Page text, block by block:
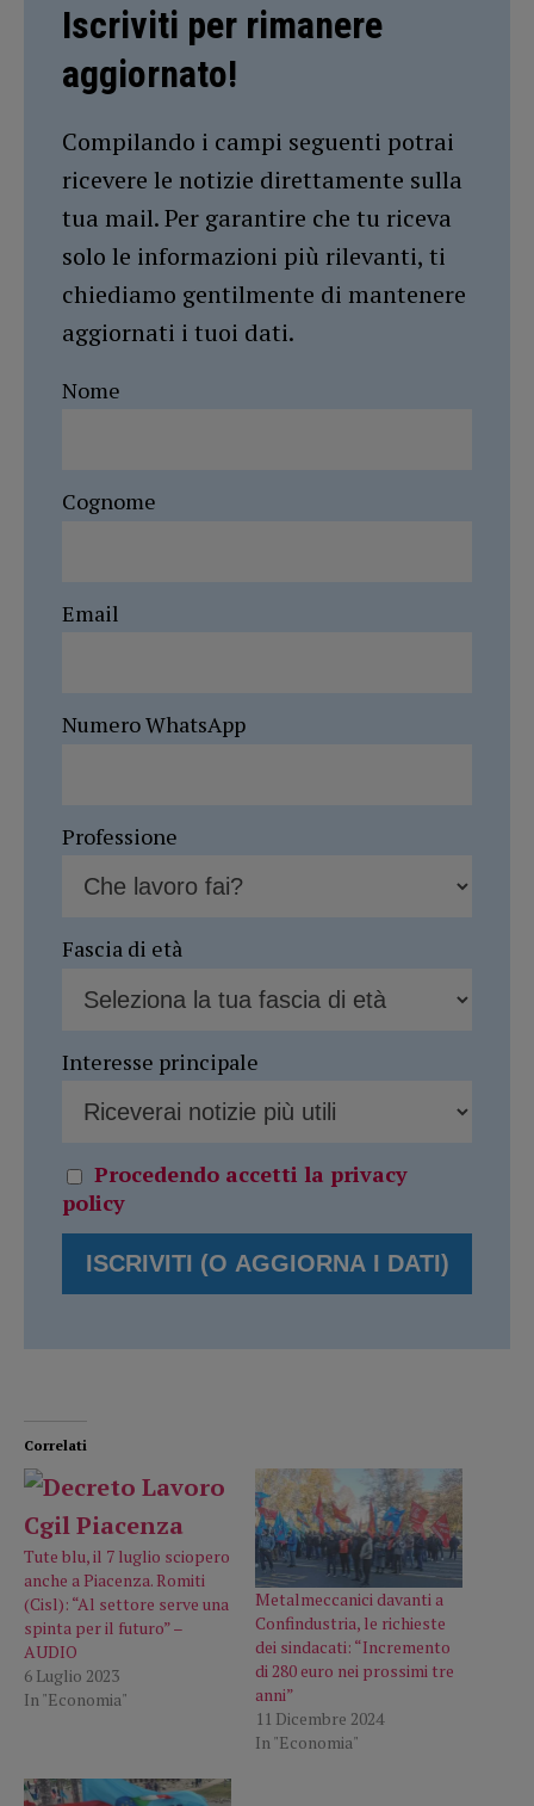
Iscriviti per rimanere
aggiornato!
Compilando i campi seguenti potrai
ricevere le notizie direttamente sulla
tua mail. Per garantire che tu riceva
solo le informazioni più rilevanti, ti
chiediamo gentilmente di mantenere
aggiornati i tuoi dati.
Nome
Cognome
Email
Numero WhatsApp
Professione
Fascia di età
Interesse principale
Procedendo accetti la privacy
policy
Correlati
Tute blu, il 7 luglio sciopero
anche a Piacenza. Romiti
(Cisl): “Al settore serve una
spinta per il futuro” –
AUDIO
6 Luglio 2023
In "Economia"
Metalmeccanici davanti a
Confindustria, le richieste
dei sindacati: “Incremento
di 280 euro nei prossimi tre
anni”
11 Dicembre 2024
In "Economia"